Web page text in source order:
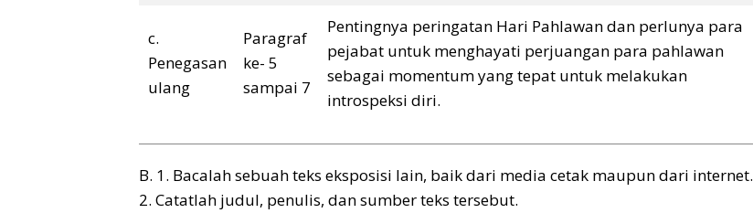
c.
Penegasan
ulang
Paragraf
ke- 5
sampai 7
Pentingnya peringatan Hari Pahlawan dan perlunya para
pejabat untuk menghayati perjuangan para pahlawan
sebagai momentum yang tepat untuk melakukan
introspeksi diri.
B. 1. Bacalah sebuah teks eksposisi lain, baik dari media cetak maupun dari internet.
2. Catatlah judul, penulis, dan sumber teks tersebut.